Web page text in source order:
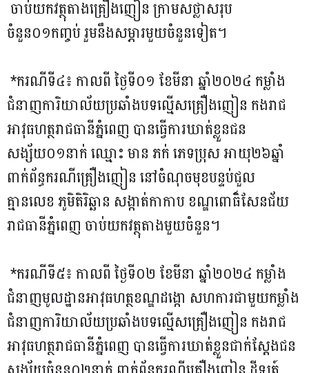
ចាប់យកវត្ថុតាងគ្រឿងញៀន ក្រាមសថ្លាសរុប
ចំនួន០១កញ្ចប់ រួមនឹងសម្ភារមួយចំនួនទៀត។
*ករណីទី៤៖ កាលពី ថ្ងៃទី០១ ខែមីនា ឆ្នាំ២០២៤ កម្លាំង
ជំនាញការិយាល័យប្រឆាំងបទល្មើសគ្រឿងញៀន កងរាជ
អាវុធហត្ថរាជធានីភ្នំពេញ បានធ្វើការឃាត់ខ្លួនជន
សង្ស័យ០១នាក់ ឈ្មោះ មាន ភក់ ភេទប្រុស អាយុ២៦ឆ្នាំ
ពាក់ព័ន្ធករណីគ្រឿងញៀន នៅចំណុចមុខបន្ទប់ជួល
គ្មានលេខ ភូមិតិរិឆ្ឆាន សង្កាត់កាកាប ខណ្ឌពោធិ៏សែនជ័យ
រាជធានីភ្នំពេញ ចាប់យកវត្ថុតាងមួយចំនួន។
*ករណីទី៥៖ កាលពី ថ្ងៃទី០២ ខែមីនា ឆ្នាំ២០២៤ កម្លាំង
ជំនាញមូលដ្ឋានអាវុធហត្ថខណ្ឌដង្កោ សហការជាមួយកម្លាំង
ជំនាញការិយាល័យប្រឆាំងបទល្មើសគ្រឿងញៀន កងរាជ
អាវុធហត្ថរាជធានីភ្នំពេញ បានធ្វើការឃាត់ខ្លួនជាក់ស្តែងជន